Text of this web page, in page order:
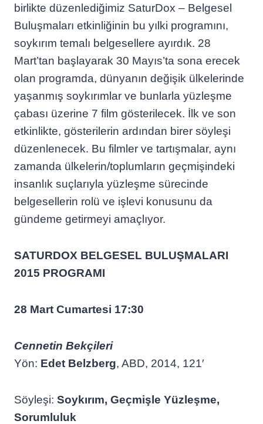
birlikte düzenlediğimiz SaturDox – Belgesel
Buluşmaları etkinliğinin bu yılki programını,
soykırım temalı belgesellere ayırdık. 28
Mart’tan başlayarak 30 Mayıs’ta sona erecek
olan programda, dünyanın değişik ülkelerinde
yaşanmış soykırımlar ve bunlarla yüzleşme
çabası üzerine 7 film gösterilecek. İlk ve son
etkinlikte, gösterilerin ardından birer söyleşi
düzenlenecek. Bu filmler ve tartışmalar, aynı
zamanda ülkelerin/toplumların geçmişindeki
insanlık suçlarıyla yüzleşme sürecinde
belgesellerin rolü ve işlevi konusunu da
gündeme getirmeyi amaçlıyor.
SATURDOX BELGESEL BULUŞMALARI
2015 PROGRAMI
28 Mart Cumartesi 17:30
Cennetin Bekçileri
Yön: Edet Belzberg, ABD, 2014, 121′
Söyleşi: Soykırım, Geçmişle Yüzleşme,
Sorumluluk